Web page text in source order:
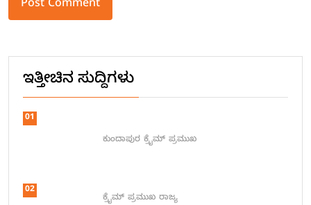
ಇತ್ತೀಚಿನ ಸುದ್ದಿಗಳು
01
ಕುಂದಾಪುರ ಕ್ರೈಮ್ ಪ್ರಮುಖ
02
ಕ್ರೈಮ್ ಪ್ರಮುಖ ರಾಜ್ಯ